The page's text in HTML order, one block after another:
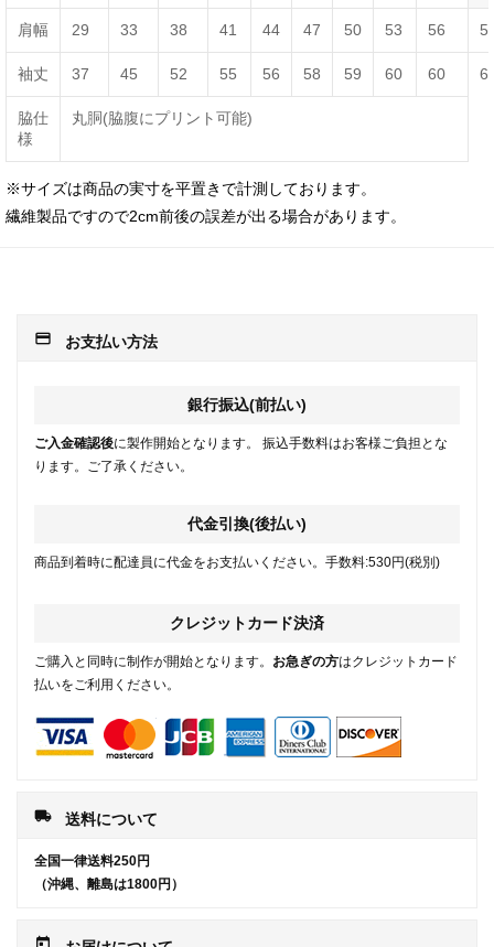
肩幅 29 33 38 41 44 47 50 53 56
袖丈 37 45 52 55 56 58 59 60 60
脇仕
様
丸胴(脇腹にプリント可能)
※サイズは商品の実寸を平置きで計測しております。
繊維製品ですので2cm前後の誤差が出る場合があります。
payment お支払い方法
銀行振込(前払い)
ご入金確認後に製作開始となります。 振込手数料はお客様ご負担とな
ります。ご了承ください。
代金引換(後払い)
商品到着時に配達員に代金をお支払いください。手数料:530円(税別)
クレジットカード決済
ご購入と同時に制作が開始となります。 お急ぎの方はクレジットカード
払いをご利用ください。
local_shipping 送料について
全国一律送料250円
（沖縄、離島は1800円）